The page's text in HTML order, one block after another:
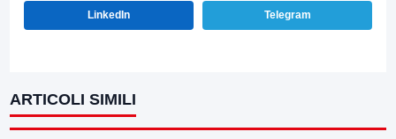
LinkedIn Telegram
ARTICOLI SIMILI